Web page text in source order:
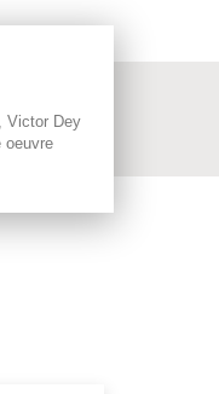
Victor Dey
oeuvre